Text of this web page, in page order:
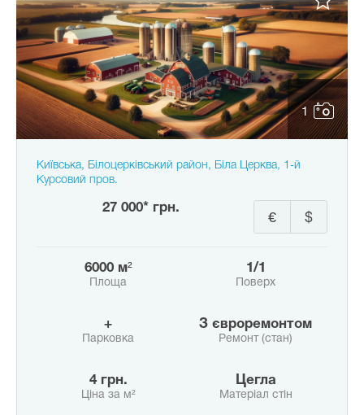
1
Київська, Білоцерківський район, Біла Церква, 1-й
Курсовий пров.
27 000* грн.
$
€
6000 м²
Площа
1/1
Поверх
+
Парковка
з євроремонтом
Ремонт (стан)
4 грн.
Ціна за м²
Цегла
Матеріал стін